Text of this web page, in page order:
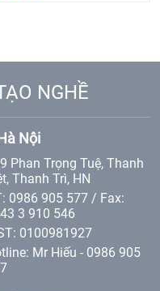
NGHỀ
Nội
Phan Trọng Tuệ, Thanh
Thanh Trì, HN
0986 905 577 / Fax:
3 910 546
0100981927
Mr Hiếu - 0986 905